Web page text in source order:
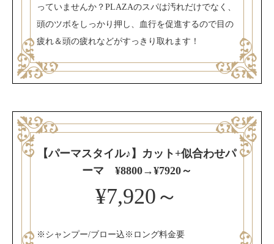
っていませんか？PLAZAのスパは汚れだけでなく、
頭のツボをしっかり押し、血行を促進するので目の
疲れ＆頭の疲れなどがすっきり取れます！
【パーマスタイル♪】カット+似合わせパ
ーマ ¥8800→¥7920～
¥7,920～
※シャンプー/ブロー込※ロング料金要